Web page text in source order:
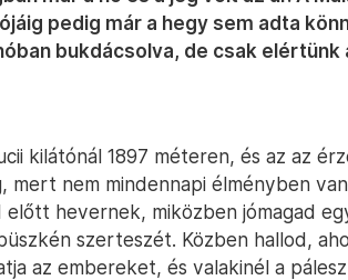
pedig már a hegy sem adta
bukdácsolva, de csak elértünk
kilátónál 1897 méteren, és az az
mert nem mindennapi élményben
előtt hevernek, miközben jómagad
szerteszét. Közben hallod,
az embereket, és valakinél a